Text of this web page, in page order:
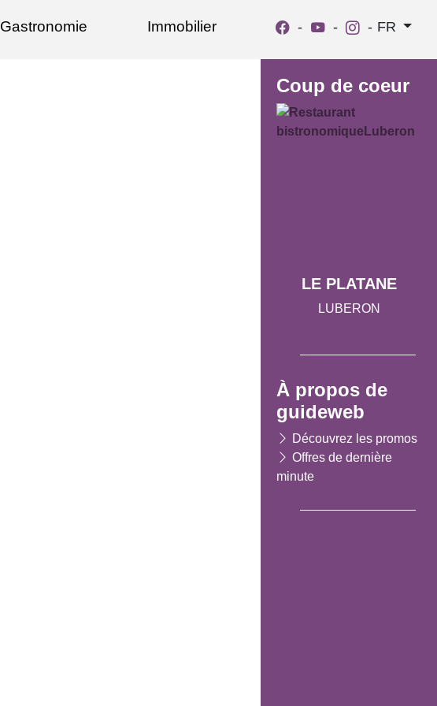
Gastronomie Immobilier - - - FR
Coup de coeur
LE PLATANE
LUBERON
À propos de
guideweb
Découvrez les promos
Offres de dernière
minute